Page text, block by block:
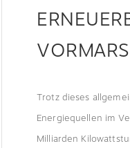
Trotz dieses
Energiequellen im
Milliarden